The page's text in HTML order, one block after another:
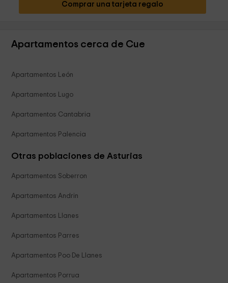
Comprar una tarjeta regalo
Apartamentos cerca de Cue
Apartamentos León
Apartamentos Lugo
Apartamentos Cantabria
Apartamentos Palencia
Otras poblaciones de Asturias
Apartamentos Soberron
Apartamentos Andrin
Apartamentos Llanes
Apartamentos Parres
Apartamentos Poo De Llanes
Apartamentos Porrua